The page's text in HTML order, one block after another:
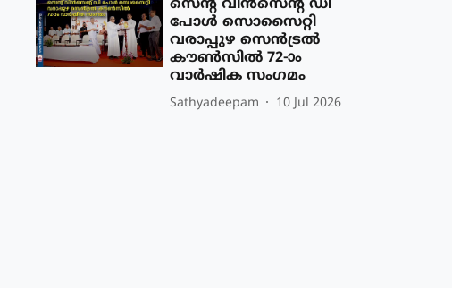
സെന്റ് വിൻസെന്റ് ഡി
പോൾ സൊസൈറ്റി
വരാപ്പുഴ സെൻട്രൽ
കൗൺസിൽ 72-ാം
വാർഷിക സംഗമം
Sathyadeepam 10 Jul 2026